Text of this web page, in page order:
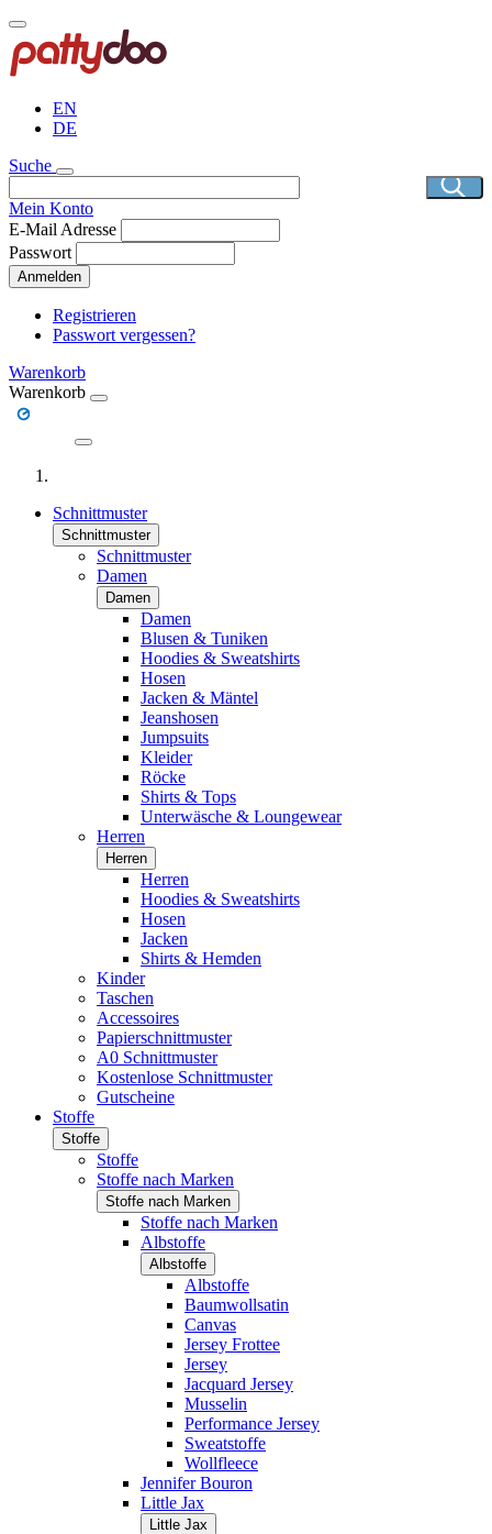
Direkt
zum
Inhalt
EN
DE
Suche
Mein Konto
E-Mail Adresse
Passwort
Anmelden
Registrieren
Passwort vergessen?
Warenkorb
Warenkorb
Schnittmuster
Schnittmuster
Schnittmuster
Damen
Damen
Damen
Blusen & Tuniken
Hoodies & Sweatshirts
Hosen
Jacken & Mäntel
Jeanshosen
Jumpsuits
Kleider
Röcke
Shirts & Tops
Unterwäsche & Loungewear
Herren
Herren
Herren
Hoodies & Sweatshirts
Hosen
Jacken
Shirts & Hemden
Kinder
Taschen
Accessoires
Papierschnittmuster
A0 Schnittmuster
Kostenlose Schnittmuster
Gutscheine
Stoffe
Stoffe
Stoffe
Stoffe nach Marken
Stoffe nach Marken
Stoffe nach Marken
Albstoffe
Albstoffe
Albstoffe
Baumwollsatin
Canvas
Jersey Frottee
Jersey
Jacquard Jersey
Musselin
Performance Jersey
Sweatstoffe
Wollfleece
Jennifer Bouron
Little Jax
Little Jax